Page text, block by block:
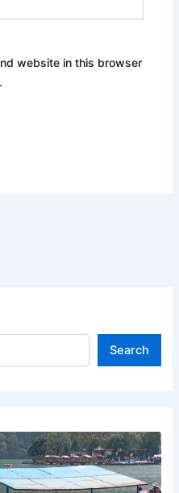
website in this browser
Search